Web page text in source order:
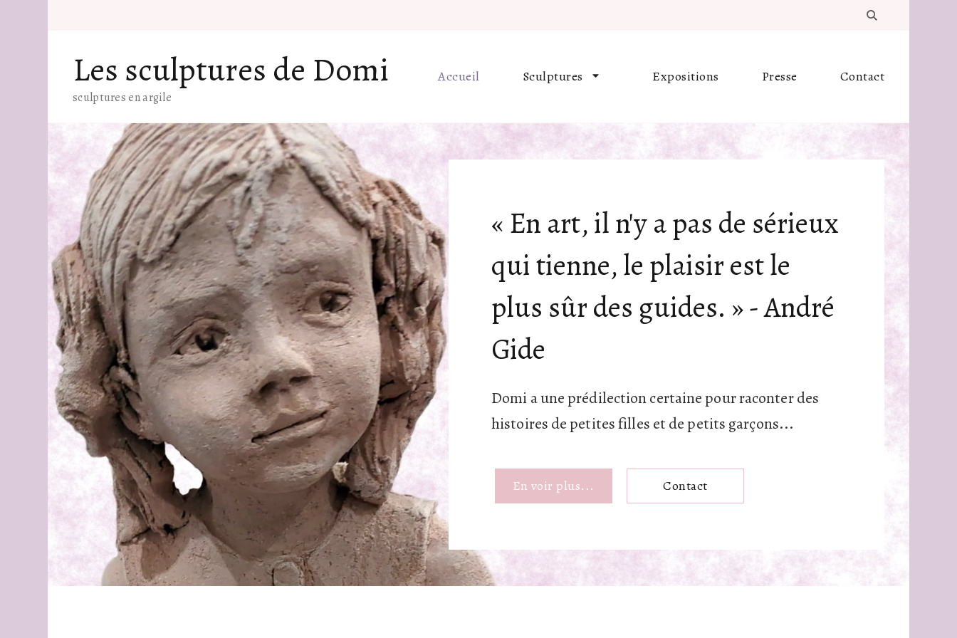
Les sculptures de Domi
sculptures en argile
Accueil Sculptures Expositions Presse Contact
« En art, il n'y a pas de sérieux
qui tienne, le plaisir est le
plus sûr des guides. » - André
Gide
Domi a une prédilection certaine pour raconter des
histoires de petites filles et de petits garçons...
En voir plus... Contact